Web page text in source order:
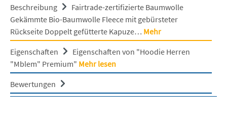
Beschreibung
Fairtrade-zertifizierte Baumwolle
Gekämmte Bio-Baumwolle Fleece mit gebürsteter
Rückseite Doppelt gefütterte Kapuze… Mehr
Eigenschaften
Eigenschaften von "Hoodie Herren
"Mblem" Premium" Mehr lesen
Bewertungen